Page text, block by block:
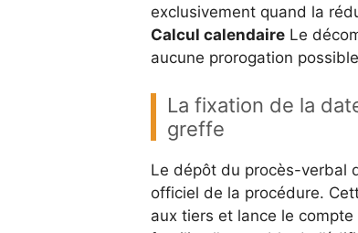
exclusivement quand la
Calcul calendaireLe
aucune prorogation
La fixation de la
greffe
Le dépôt du procès-verbal
officiel de la procédure.
aux tiers et lance le